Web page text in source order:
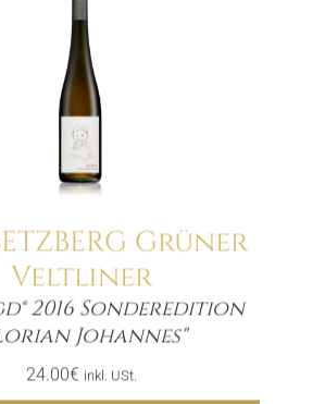
Grüner
Veltliner
2016 Sonderedition
Johannes"
24.00€ inkl. USt.